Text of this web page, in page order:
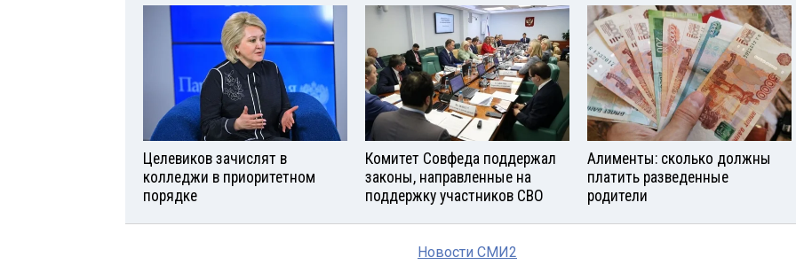
Целевиков зачислят в
колледжи в приоритетном
порядке
Комитет Совфеда поддержал
законы, направленные на
поддержку участников СВО
Алименты: сколько должны
платить разведенные
родители
Новости СМИ2